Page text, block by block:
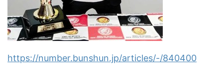
https://number.bunshun.jp/articles/-/840400